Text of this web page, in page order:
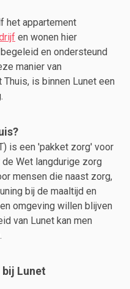
het appartement
en wonen hier
en ondersteund
manier van
is binnen Lunet een
is een 'pakket zorg' voor
Wet langdurige zorg
mensen die naast zorg,
bij de maaltijd en
omgeving willen blijven
van Lunet kan men
Lunet